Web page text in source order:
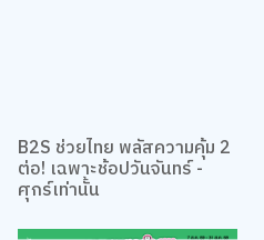
B2S ช่วยไทย พลัสความคุ้ม 2
ต่อ! เฉพาะช้อปวันจันทร์ -
ศุกร์เท่านั้น